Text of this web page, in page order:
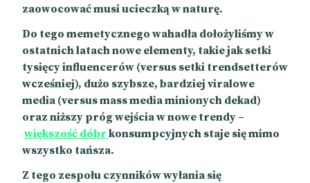
zaowocować musi ucieczką w naturę.
Do tego memetycznego wahadła dołożyliśmy w
ostatnich latach nowe elementy, takie jak setki
tysięcy influencerów (versus setki trendsetterów
wcześniej), dużo szybsze, bardziej viralowe
media (versus mass media minionych dekad)
oraz niższy próg wejścia w nowe trendy –
większość dóbr konsumpcyjnych staje się mimo
wszystko tańsza.
Z tego zespołu czynników wyłania się